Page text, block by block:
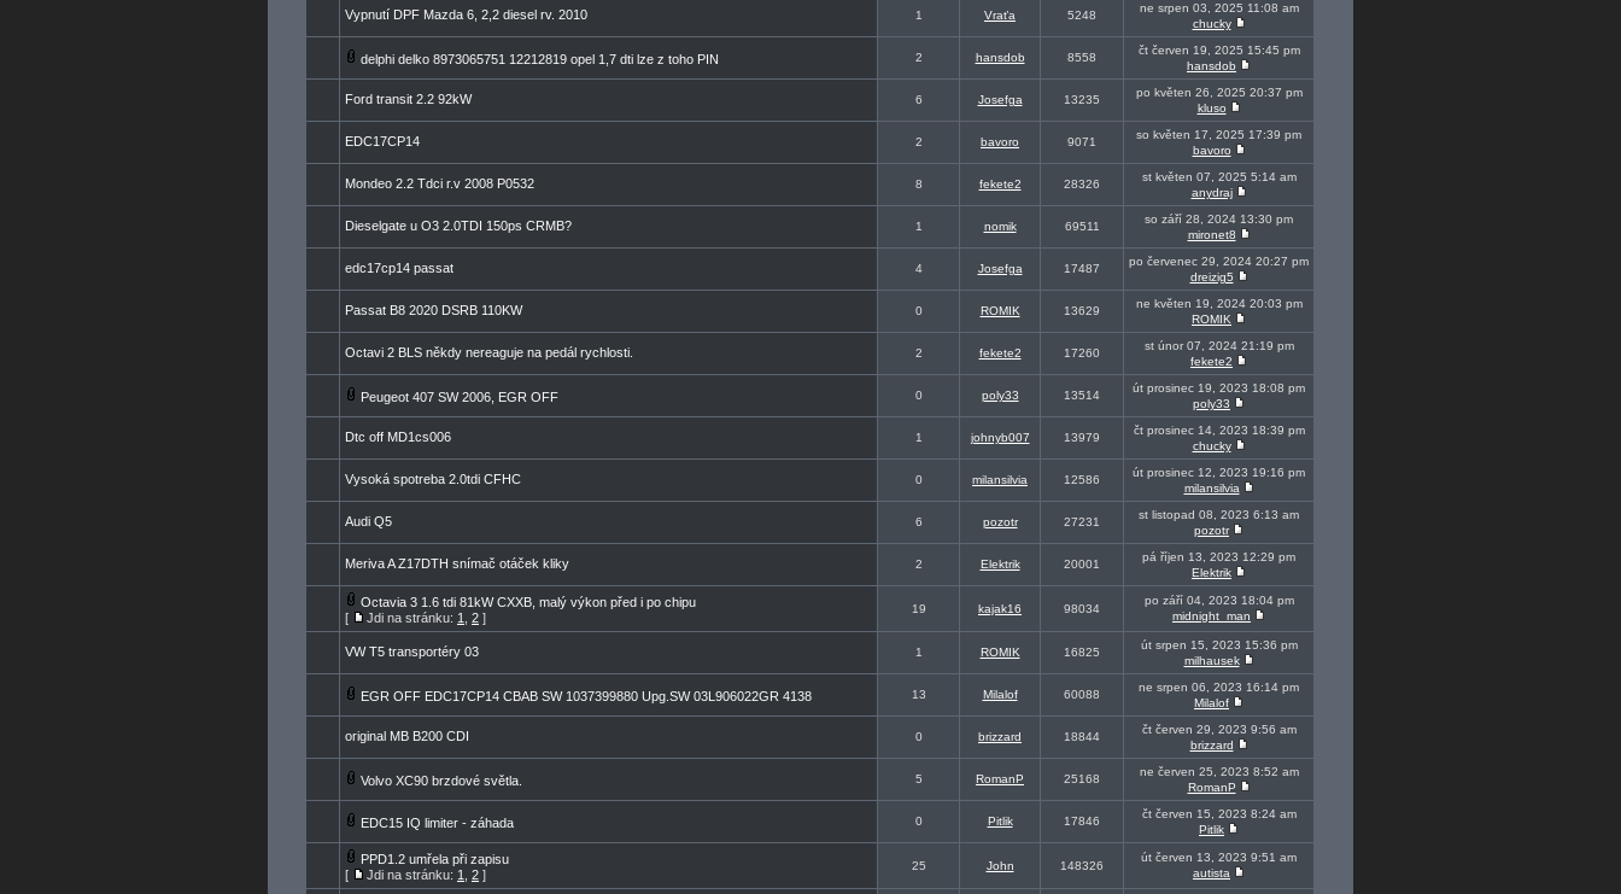
Vypnutí DPF Mazda 6, 2,2 diesel rv. 2010 1 Vraťa 5248
ne srpen 03, 2025 11:08 am
chucky
delphi delko 8973065751 12212819 opel 1,7 dti lze z toho PIN 2 hansdob 8558
čt červen 19, 2025 15:45 pm
hansdob
Ford transit 2.2 92kW 6 Josefga 13235
po květen 26, 2025 20:37 pm
kluso
EDC17CP14 2 bavoro 9071
so květen 17, 2025 17:39 pm
bavoro
Mondeo 2.2 Tdci r.v 2008 P0532 8 fekete2 28326
st květen 07, 2025 5:14 am
anydraj
Dieselgate u O3 2.0TDI 150ps CRMB? 1 nomik 69511
so září 28, 2024 13:30 pm
mironet8
edc17cp14 passat 4 Josefga 17487
po červenec 29, 2024 20:27 pm
dreizig5
Passat B8 2020 DSRB 110KW 0 ROMIK 13629
ne květen 19, 2024 20:03 pm
ROMIK
Octavi 2 BLS někdy nereaguje na pedál rychlosti. 2 fekete2 17260
st únor 07, 2024 21:19 pm
fekete2
Peugeot 407 SW 2006, EGR OFF 0 poly33 13514
út prosinec 19, 2023 18:08 pm
poly33
Dtc off MD1cs006 1 johnyb007 13979
čt prosinec 14, 2023 18:39 pm
chucky
Vysoká spotreba 2.0tdi CFHC 0 milansilvia 12586
út prosinec 12, 2023 19:16 pm
milansilvia
Audi Q5 6 pozotr 27231
st listopad 08, 2023 6:13 am
pozotr
Meriva A Z17DTH snímač otáček kliky 2 Elektrik 20001
pá říjen 13, 2023 12:29 pm
Elektrik
Octavia 3 1.6 tdi 81kW CXXB, malý výkon před i po chipu
[
Jdi na stránku: 1 2 ]
19 kajak16 98034
po září 04, 2023 18:04 pm
midnight_man
VW T5 transportéry 03 1 ROMIK 16825
út srpen 15, 2023 15:36 pm
milhausek
EGR OFF EDC17CP14 CBAB SW 1037399880 Upg.SW 03L906022GR 4138 13 Milalof 60088
ne srpen 06, 2023 16:14 pm
Milalof
original MB B200 CDI 0 brizzard 18844
čt červen 29, 2023 9:56 am
brizzard
Volvo XC90 brzdové světla. 5 RomanP 25168
ne červen 25, 2023 8:52 am
RomanP
EDC15 IQ limiter - záhada 0 Pitlik 17846
čt červen 15, 2023 8:24 am
Pitlik
PPD1.2 umřela při zapisu
[
Jdi na stránku: 1 2 ]
25 John 148326
út červen 13, 2023 9:51 am
autista